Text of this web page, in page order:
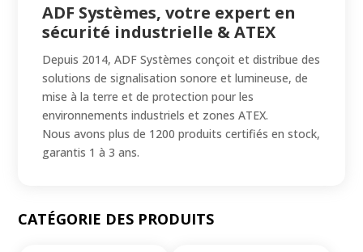
ADF Systèmes, votre expert en
sécurité industrielle & ATEX
Depuis 2014, ADF Systèmes conçoit et distribue des
solutions de signalisation sonore et lumineuse, de
mise à la terre et de protection pour les
environnements industriels et zones ATEX.
Nous avons plus de 1200 produits certifiés en stock,
garantis 1 à 3 ans.
CATÉGORIE DES PRODUITS